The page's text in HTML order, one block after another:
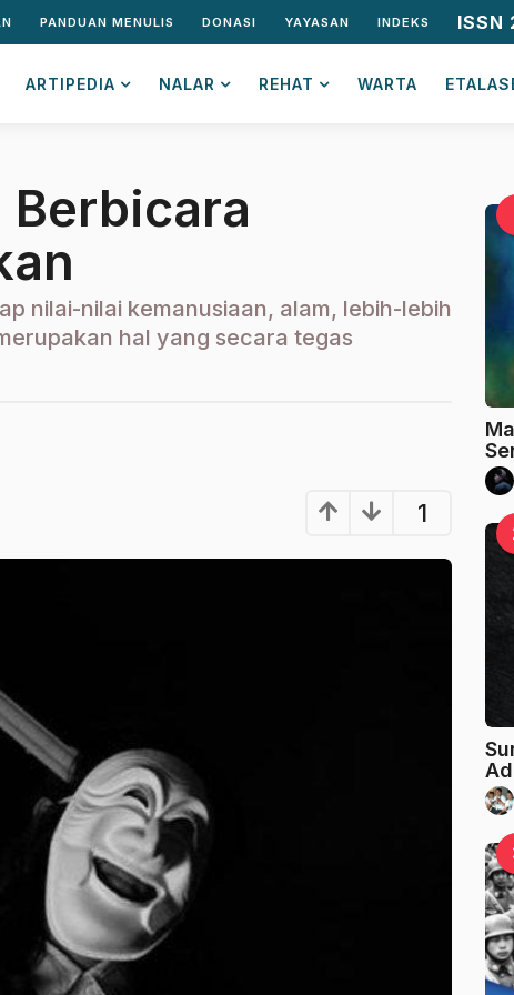
PANDUAN MENULIS DONASI YAYASAN INDEKS ISSN
ARTIPEDIA NALAR REHAT WARTA
Berbicara
nilai-nilai kemanusiaan, alam, lebih-lebih
hal yang secara tegas
1